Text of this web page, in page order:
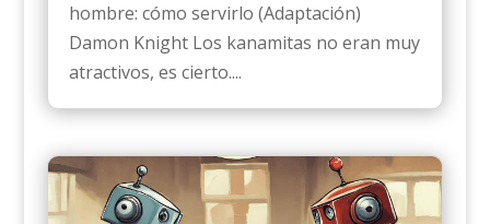
hombre: cómo servirlo (Adaptación)
Damon Knight Los kanamitas no eran muy
atractivos, es cierto....